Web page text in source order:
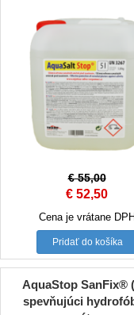
€55,00
Original
price
was:
€ 55,00.
€ 52,50
is:
€
Cena je vrátane DPH
Pridať do košíka
AquaStop SanFix®
spevňujúci